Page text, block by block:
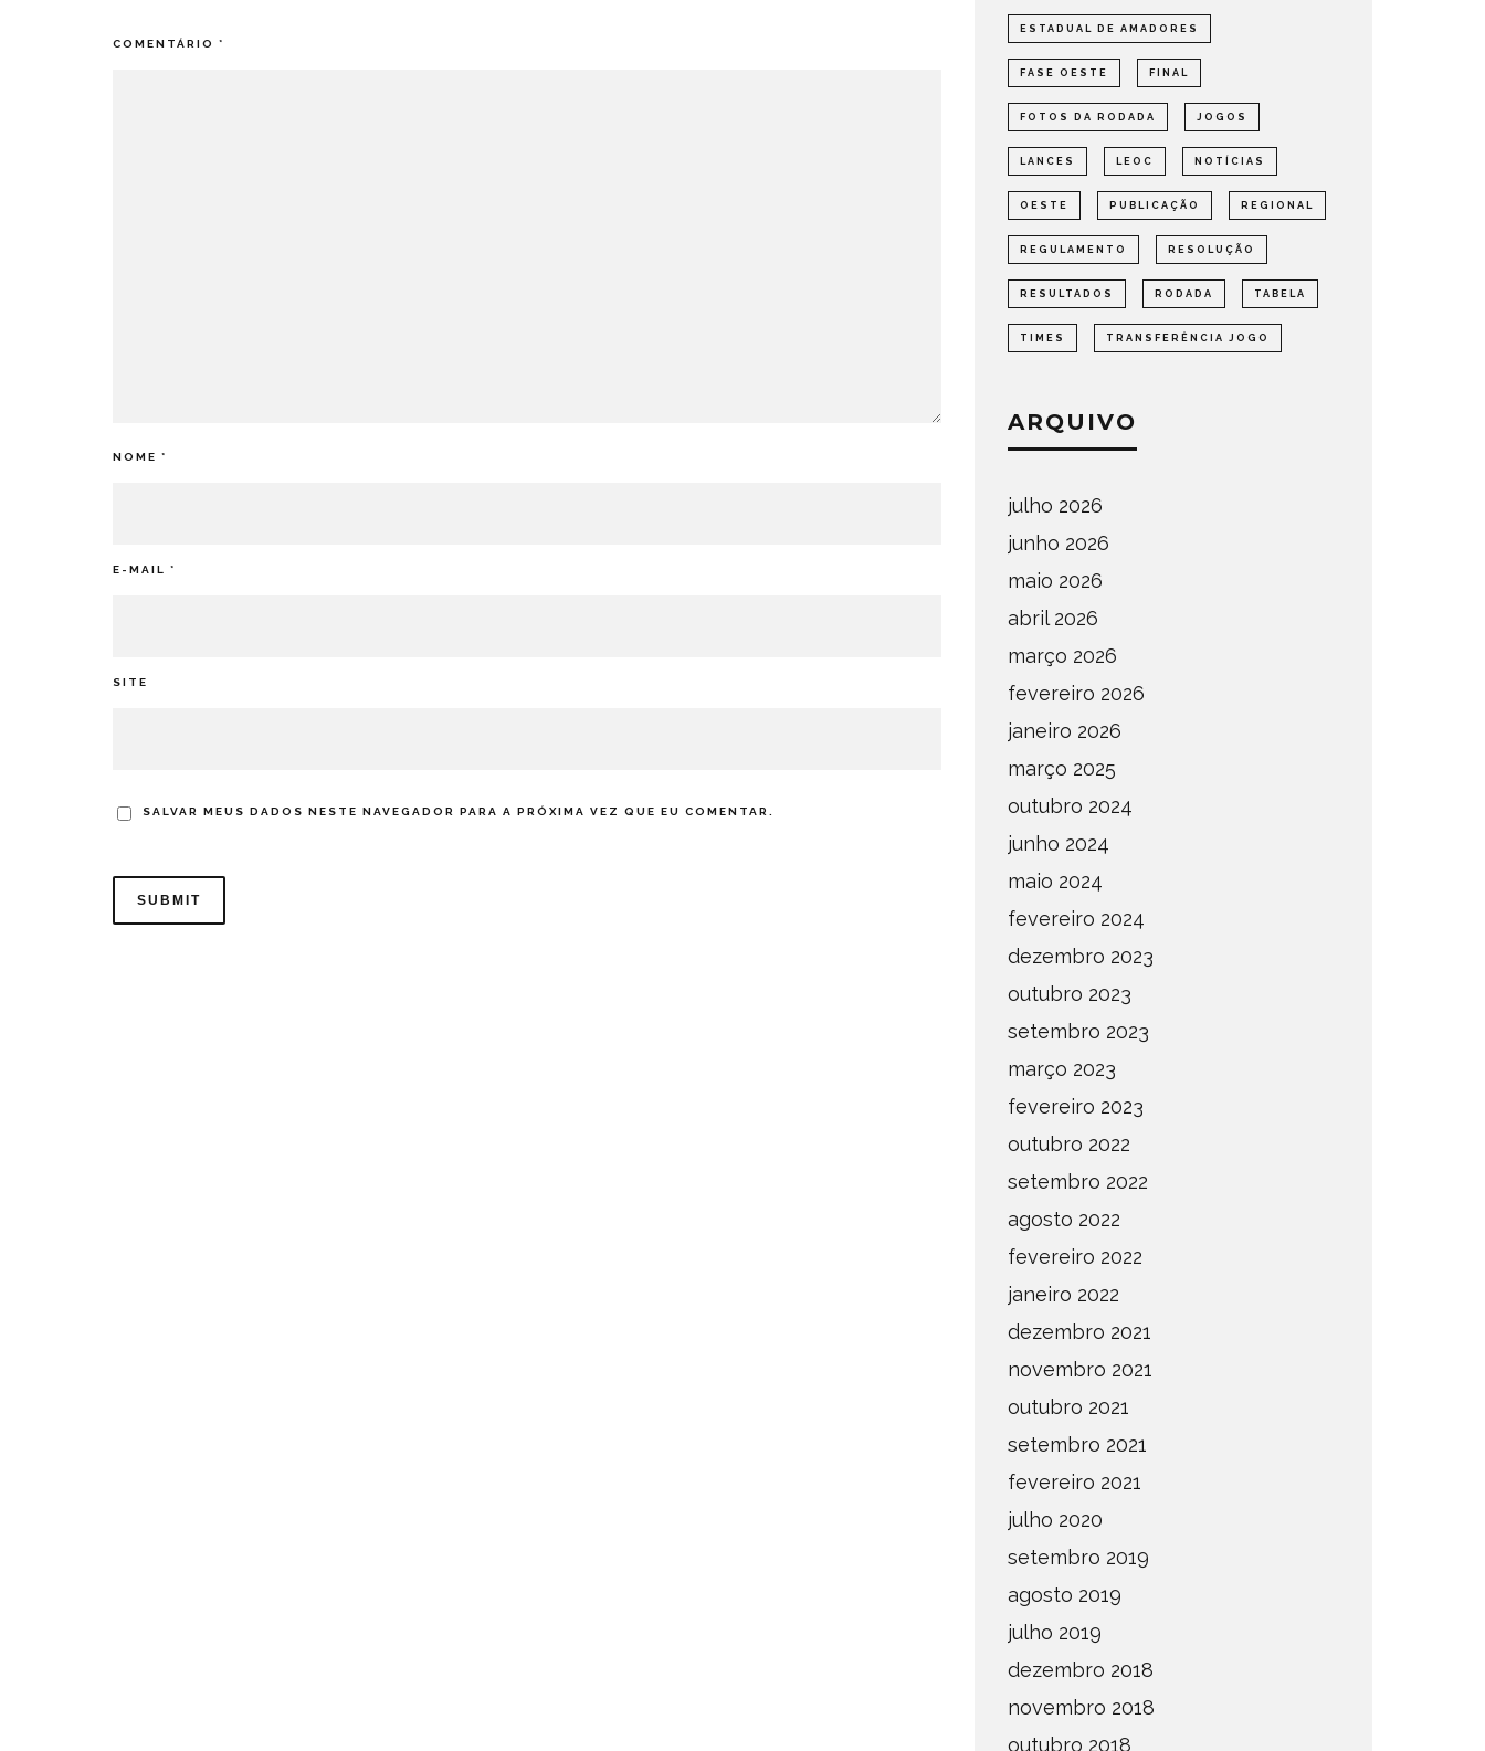
COMENTÁRIO *
NOME *
E-MAIL *
SITE
SALVAR MEUS DADOS NESTE NAVEGADOR PARA A PRÓXIMA VEZ QUE EU COMENTAR.
ESTADUAL DE AMADORES
FASE OESTE FINAL
FOTOS DA RODADA JOGOS
LANCES LEOC NOTÍCIAS
OESTE PUBLICAÇÃO REGIONAL
REGULAMENTO RESOLUÇÃO
RESULTADOS RODADA TABELA
TIMES TRANSFERÊNCIA JOGO
ARQUIVO
julho 2026
junho 2026
maio 2026
abril 2026
março 2026
fevereiro 2026
janeiro 2026
março 2025
outubro 2024
junho 2024
maio 2024
fevereiro 2024
dezembro 2023
outubro 2023
setembro 2023
março 2023
fevereiro 2023
outubro 2022
setembro 2022
agosto 2022
fevereiro 2022
janeiro 2022
dezembro 2021
novembro 2021
outubro 2021
setembro 2021
fevereiro 2021
julho 2020
setembro 2019
agosto 2019
julho 2019
dezembro 2018
novembro 2018
outubro 2018